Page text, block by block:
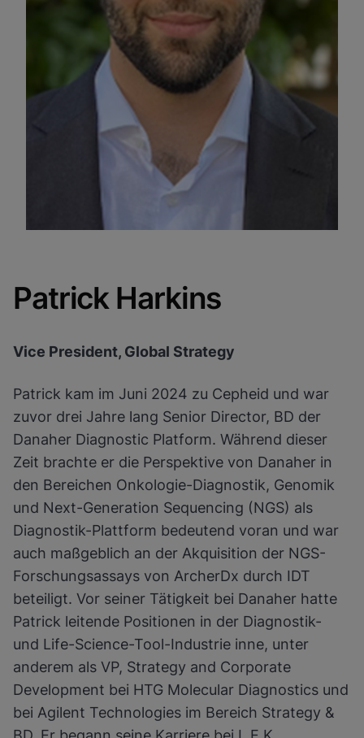
Patrick Harkins
Vice President, Global Strategy
Patrick kam im Juni 2024 zu Cepheid und war
zuvor drei Jahre lang Senior Director, BD der
Danaher Diagnostic Platform. Während dieser
Zeit brachte er die Perspektive von Danaher in
den Bereichen Onkologie-Diagnostik, Genomik
und Next-Generation Sequencing (NGS) als
Diagnostik-Plattform bedeutend voran und war
auch maßgeblich an der Akquisition der NGS-
Forschungsassays von ArcherDx durch IDT
beteiligt. Vor seiner Tätigkeit bei Danaher hatte
Patrick leitende Positionen in der Diagnostik-
und Life-Science-Tool-Industrie inne, unter
anderem als VP, Strategy and Corporate
Development bei HTG Molecular Diagnostics und
bei Agilent Technologies im Bereich Strategy &